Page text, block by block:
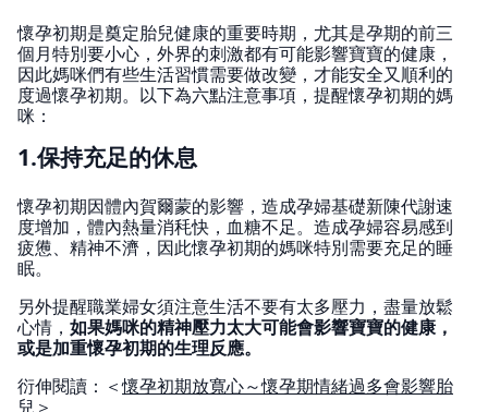
懷孕初期是奠定胎兒健康的重要時期，尤其是孕期的前三
個月特別要小心，外界的刺激都有可能影響寶寶的健康，
因此媽咪們有些生活習慣需要做改變，才能安全又順利的
度過懷孕初期。以下為六點注意事項，提醒懷孕初期的媽
咪：
1.保持充足的休息
懷孕初期因體內賀爾蒙的影響，造成孕婦基礎新陳代謝速
度增加，體內熱量消秏快，血糖不足。造成孕婦容易感到
疲憊、精神不濟，因此懷孕初期的媽咪特別需要充足的睡
眠。
另外提醒職業婦女須注意生活不要有太多壓力，盡量放鬆
心情， 如果媽咪的精神壓力太大可能會影響寶寶的健康，
或是加重懷孕初期的生理反應。
衍伸閱讀：＜懷孕初期放寬心～懷孕期情緒過多會影響胎
兒 ＞